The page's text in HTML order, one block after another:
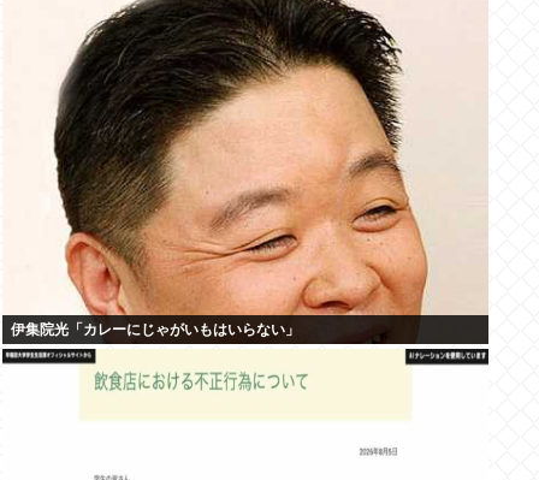
伊集院光「カレーにじゃがいもはいらない」